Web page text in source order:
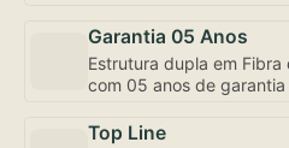
Garantia 05 Anos
Estrutura dupla em
com 05 anos de garantia
Top Line